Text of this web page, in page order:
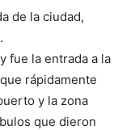
de la ciudad,
fue la entrada a la
rápidamente
y la zona
que dieron